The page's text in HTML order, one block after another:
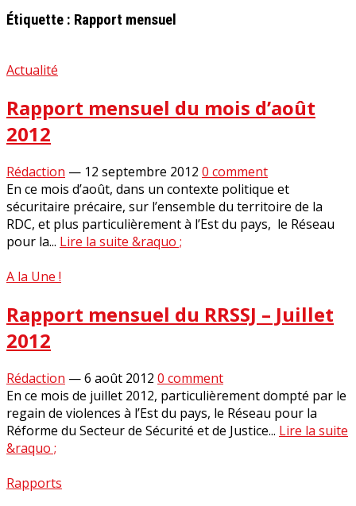
Étiquette : Rapport mensuel
Actualité
Rapport mensuel du mois d’août
2012
Rédaction — 12 septembre 2012 0 comment
En ce mois d’août, dans un contexte politique et
sécuritaire précaire, sur l’ensemble du territoire de la
RDC, et plus particulièrement à l’Est du pays, le Réseau
pour la... Lire la suite &raquo ;
A la Une !
Rapport mensuel du RRSSJ – Juillet
2012
Rédaction —6 août 2012 0 comment
En ce mois de juillet 2012, particulièrement dompté par le
regain de violences à l’Est du pays, le Réseau pour la
Réforme du Secteur de Sécurité et de Justice... Lire la suite
&raquo ;
Rapports